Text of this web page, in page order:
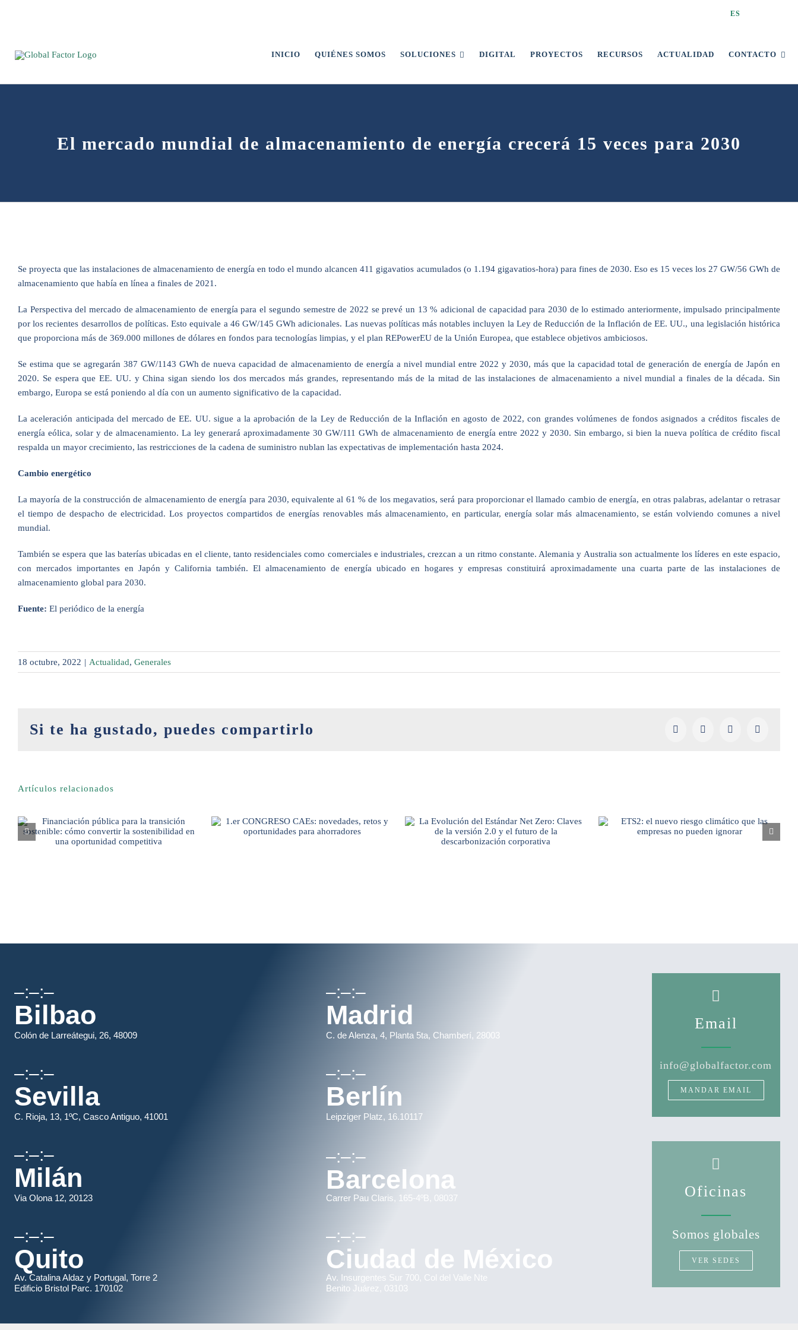
ES
INICIO QUIÉNES SOMOS SOLUCIONES DIGITAL PROYECTOS RECURSOS ACTUALIDAD CONTACTO
El mercado mundial de almacenamiento de energía crecerá 15 veces para 2030
Se proyecta que las instalaciones de almacenamiento de energía en todo el mundo alcancen 411 gigavatios acumulados (o 1.194 gigavatios-hora) para fines de 2030. Eso es 15 veces los 27 GW/56 GWh de
almacenamiento que había en línea a finales de 2021.
La Perspectiva del mercado de almacenamiento de energía para el segundo semestre de 2022 se prevé un 13 % adicional de capacidad para 2030 de lo estimado anteriormente, impulsado principalmente
por los recientes desarrollos de políticas. Esto equivale a 46 GW/145 GWh adicionales. Las nuevas políticas más notables incluyen la Ley de Reducción de la Inflación de EE. UU., una legislación histórica
que proporciona más de 369.000 millones de dólares en fondos para tecnologías limpias, y el plan REPowerEU de la Unión Europea, que establece objetivos ambiciosos.
Se estima que se agregarán 387 GW/1143 GWh de nueva capacidad de almacenamiento de energía a nivel mundial entre 2022 y 2030, más que la capacidad total de generación de energía de Japón en
2020. Se espera que EE. UU. y China sigan siendo los dos mercados más grandes, representando más de la mitad de las instalaciones de almacenamiento a nivel mundial a finales de la década. Sin
embargo, Europa se está poniendo al día con un aumento significativo de la capacidad.
La aceleración anticipada del mercado de EE. UU. sigue a la aprobación de la Ley de Reducción de la Inflación en agosto de 2022, con grandes volúmenes de fondos asignados a créditos fiscales de
energía eólica, solar y de almacenamiento. La ley generará aproximadamente 30 GW/111 GWh de almacenamiento de energía entre 2022 y 2030. Sin embargo, si bien la nueva política de crédito fiscal
respalda un mayor crecimiento, las restricciones de la cadena de suministro nublan las expectativas de implementación hasta 2024.
Cambio energético
La mayoría de la construcción de almacenamiento de energía para 2030, equivalente al 61 % de los megavatios, será para proporcionar el llamado cambio de energía, en otras palabras, adelantar o retrasar
el tiempo de despacho de electricidad. Los proyectos compartidos de energías renovables más almacenamiento, en particular, energía solar más almacenamiento, se están volviendo comunes a nivel
mundial.
También se espera que las baterías ubicadas en el cliente, tanto residenciales como comerciales e industriales, crezcan a un ritmo constante. Alemania y Australia son actualmente los líderes en este espacio,
con mercados importantes en Japón y California también. El almacenamiento de energía ubicado en hogares y empresas constituirá aproximadamente una cuarta parte de las instalaciones de
almacenamiento global para 2030.
Fuente: El periódico de la energía
18 octubre, 2022 | Actualidad, Generales
Si te ha gustado, puedes compartirlo Facebook
X LinkedInPinterest
Artículos relacionados
–:–:–
Bilbao
Colón de Larreátegui, 26, 48009
–:–:–
Madrid
C. de Alenza, 4, Planta 5ta, Chamberí, 28003
–:–:–
Sevilla
C. Rioja, 13, 1ºC, Casco Antiguo, 41001
–:–:–
Berlín
Leipziger Platz, 16.10117
–:–:–
Milán
Via Olona 12, 20123
–:–:–
Barcelona
Carrer Pau Claris, 165-4ºB, 08037
–:–:–
Quito
Av. Catalina Aldaz y Portugal, Torre 2
Edificio Bristol Parc. 170102
–:–:–
Ciudad de México
Av. Insurgentes Sur 700, Col del Valle Nte
Benito Juárez, 03103
Email
info@globalfactor.com
MANDAR EMAIL
Oficinas
Somos globales
VER SEDES